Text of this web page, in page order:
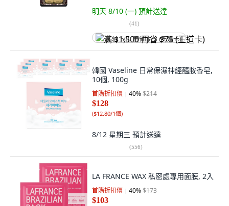
明天 8/10 (一) 預計送達
(41)
满 $1,500 再省 $75 (王道卡)
韓國 Vaseline 日常保濕神經醯胺香皂,
10個, 100g
首購折扣價 40%$214
$128
($12.80/1個)
8/12 星期三 預計送達
(556)
LA FRANCE WAX 私密處專用面膜, 2入
首購折扣價 40%$173
$103